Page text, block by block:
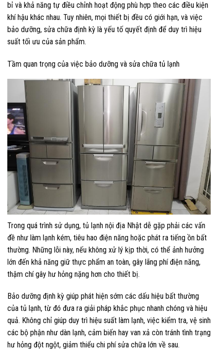
bỉ và khả năng tự điều chỉnh hoạt động phù hợp theo các điều kiện
khí hậu khác nhau. Tuy nhiên, mọi thiết bị đều có giới hạn, và việc
bảo dưỡng, sửa chữa định kỳ là yếu tố quyết định để duy trì hiệu
suất tối ưu của sản phẩm.
Tầm quan trọng của việc bảo dưỡng và sửa chữa tủ lạnh
Trong quá trình sử dụng, tủ lạnh nội địa Nhật dễ gặp phải các vấn
đề như làm lạnh kém, tiêu hao điện năng hoặc phát ra tiếng ồn bất
thường. Những lỗi này, nếu không xử lý kịp thời, có thể ảnh hưởng
lớn đến khả năng giữ thực phẩm an toàn, gây lãng phí điện năng,
thậm chí gây hư hỏng nặng hơn cho thiết bị.
Bảo dưỡng định kỳ giúp phát hiện sớm các dấu hiệu bất thường
của tủ lạnh, từ đó đưa ra giải pháp khắc phục nhanh chóng và hiệu
quả. Không chỉ giúp duy trì hiệu suất làm lạnh, việc kiểm tra, vệ sinh
các bộ phận như dàn lạnh, cảm biến hay van xả còn tránh tình trạng
hư hỏng đột ngột, giảm thiểu chi phí sửa chữa lớn về sau.